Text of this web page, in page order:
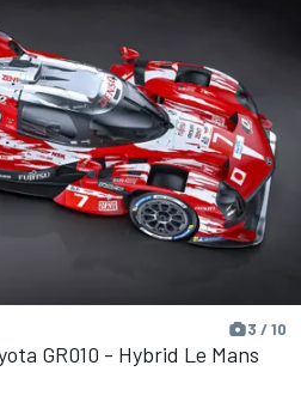
3 / 10
GR010 - Hybrid Le Mans